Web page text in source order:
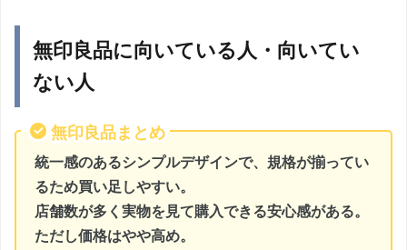
無印良品に向いている人・向いてい
ない人
無印良品まとめ
統一感のあるシンプルデザインで、規格が揃ってい
るため買い足しやすい。
店舗数が多く実物を見て購入できる安心感がある。
ただし価格はやや高め。